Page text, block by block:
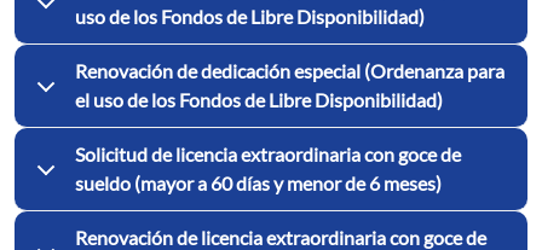
uso de los Fondos de Libre Disponibilidad)
Renovación de dedicación especial (Ordenanza para
el uso de los Fondos de Libre Disponibilidad)
Solicitud de licencia extraordinaria con goce de
sueldo (mayor a 60 días y menor de 6 meses)
Renovación de licencia extraordinaria con goce de